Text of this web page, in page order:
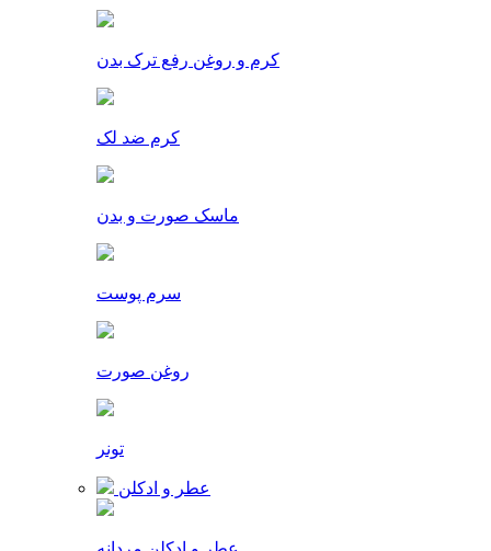
کرم و روغن رفع ترک بدن
کرم ضد لک
ماسک صورت و بدن
سرم پوست
روغن صورت
تونر
عطر و ادکلن